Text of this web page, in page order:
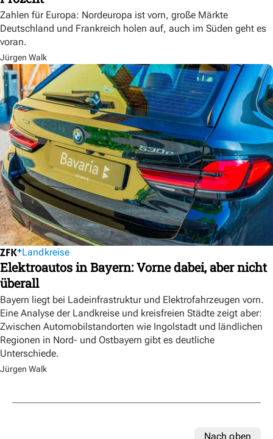
Zahlen für Europa: Nordeuropa ist vorn, große Märkte
Deutschland und Frankreich holen auf, auch im Süden geht es
voran.
Jürgen Walk
Landkreise
Elektroautos in Bayern: Vorne dabei, aber nicht
überall
Bayern liegt bei Ladeinfrastruktur und Elektrofahrzeugen vorn.
Eine Analyse der Landkreise und kreisfreien Städte zeigt aber:
Zwischen Automobilstandorten wie Ingolstadt und ländlichen
Regionen in Nord- und Ostbayern gibt es deutliche
Unterschiede.
Jürgen Walk
Nach oben